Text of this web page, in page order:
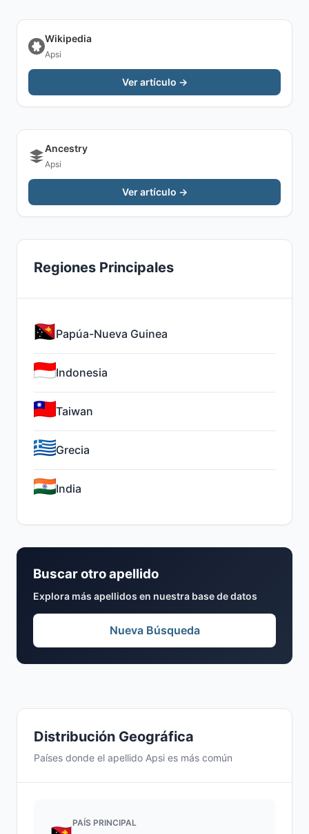
Distribución Geográfica
Países donde el apellido Apsi es más común
PAÍS PRINCIPAL
Wikipedia
Apsi
Ver artículo →
Ancestry
Apsi
Ver artículo →
Regiones Principales
Papúa-Nueva Guinea
Indonesia
Taiwan
Grecia
India
Buscar otro apellido
Explora más apellidos en nuestra base de datos
Nueva Búsqueda